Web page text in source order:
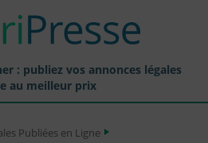
: publiez vos annonces légales
au meilleur prix
Publiées en Ligne